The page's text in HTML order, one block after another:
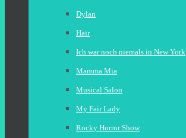
Dylan
Hair
Ich war noch niemals in New York
Mamma Mia
Musical Salon
My Fair Lady
Rocky Horror Show